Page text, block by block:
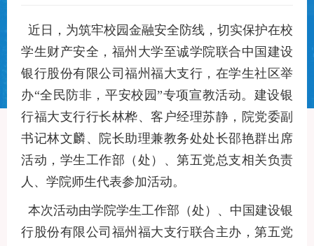
近日，为筑牢校园金融安全防线，切实保护在校
学生财产安全，福州大学至诚学院联合中国建设
银行股份有限公司福州福大支行，在学生社区举
办“全民防非，平安校园”专项宣教活动。 建设银
行福大支行行长林桦、客户经理苏静， 院党委副
书记林文麟、院长助理兼教务处处长邵艳群出席
活动，学生工作部（处）、第五党总支相关负责
人、学院师生代表参加活动。
本次活动由学院学生工作部（处）、中国建设银
行股份有限公司福州福大支行联合主办，第五党